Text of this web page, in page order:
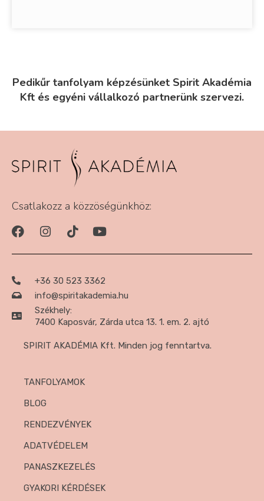
Pedikűr tanfolyam képzésünket Spirit Akadémia
Kft és egyéni vállalkozó partnerünk szervezi.
Csatlakozz a közzöségünkhöz:
+36 30 523 3362
info@spiritakademia.hu
Székhely:
7400 Kaposvár, Zárda utca 13. 1. em. 2. ajtó
SPIRIT AKADÉMIA Kft. Minden jog fenntartva.
TANFOLYAMOK
BLOG
RENDEZVÉNYEK
ADATVÉDELEM
PANASZKEZELÉS
GYAKORI KÉRDÉSEK